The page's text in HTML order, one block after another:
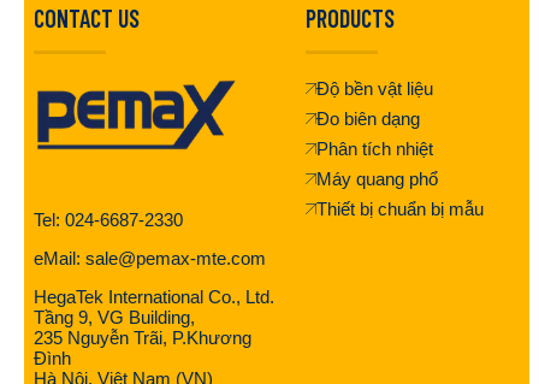
CONTACT US
Tel: 024-6687-2330
eMail: sale@pemax-mte.com
HegaTek International Co., Ltd.
Tầng 9, VG Building,
235 Nguyễn Trãi, P.Khương
Đình
Hà Nội, Việt Nam (VN)
PRODUCTS
Độ bền vật liệu
Đo biên dạng
Phân tích nhiệt
Máy quang phổ
Thiết bị chuẩn bị mẫu